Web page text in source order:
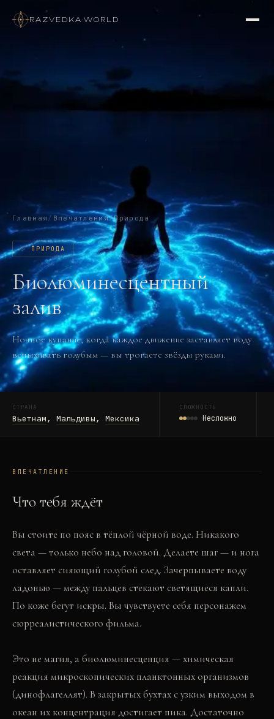
RAZVEDKA·WORLD
Главная / Впечатления/Природа
✨ПРИРОДА
Биолюминесцентный
залив
Ночное купание, когда каждое движение заставляет воду
вспыхивать голубым — вы трогаете звёзды руками.
СТРАНА
Вьетнам, Мальдивы, Мексика
СЛОЖНОСТЬ
Несложно
ВПЕЧАТЛЕНИЕ
Что тебя ждёт
Вы стоите по пояс в тёплой чёрной воде. Никакого
света — только небо над головой. Делаете шаг — и нога
оставляет сияющий голубой след. Зачерпываете воду
ладонью — между пальцев стекают светящиеся капли.
По коже бегут искры. Вы чувствуете себя персонажем
сюрреалистического фильма.
Это не магия, а биолюминесценция — химическая
реакция микроскопических планктонных организмов
(динофлагеллят). В закрытых бухтах с узким выходом в
океан их концентрация достигает пика. Достаточно